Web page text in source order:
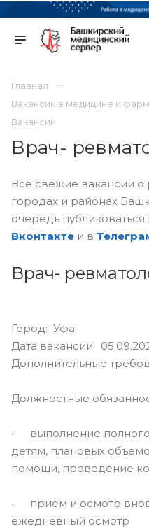
Главная
Вакансии в медицине и
Вакансии
Врач-
Все свежие вакансии
городах и районах
очередь
Вконтакте и в
Врач-
Город: Уфа
Дата вакансии:
Дополнительные
Должностные
· выполнение
детям, плановых
помощи, проведение
· прием и осмотр
ежедневный осмотр